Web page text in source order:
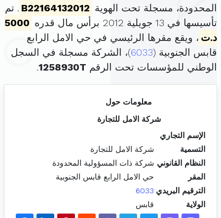
المحدودة، مسجلة تحت الهوية B22164132012 . تم
تأسيسها في 13 جويلية 2012 برأس مال قدره
5000
د.ت ، ويقع مقرها الرئيسي في حي الامل الرابع
قابس الجنوبية (6033)، الشركة مسجلة في السجل
الوطني للمؤسسات تحت الرقم 1258930T
.
معلومات حول
شركة الامل للتجارة
الإسم التجاري
التسمية
شركة الامل للتجارة
النظام القانوني شركة ذات المسؤولية المحدودة
المقر
حي الامل الرابع قابس الجنوبية
الترقيم البريدي 6033
الولاية
قابس